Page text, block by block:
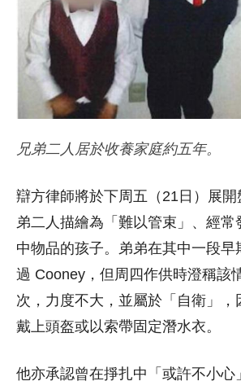
兄弟二人居於收養家庭約五年。
辯方律師將於下周五（21日）展
弟二人描繪為「難以管束」、經常
中物品的孩子。弟弟在其中一段早
過 Cooney，但周四作供時澄稱該
次，力度不大，並屬於「自衛」，
戴上頭盔或以索帶固定潛水衣。
他亦承認曾在掙扎中「或許不小心